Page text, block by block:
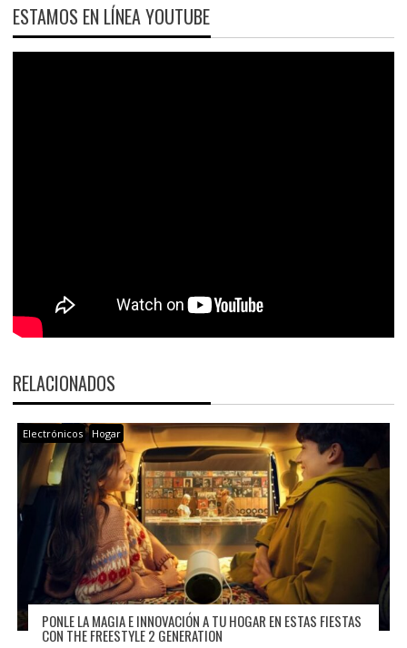
ESTAMOS EN LÍNEA YOUTUBE
RELACIONADOS
Electrónicos Hogar
PONLE LA MAGIA E INNOVACIÓN A TU HOGAR EN ESTAS FIESTAS
CON THE FREESTYLE 2 GENERATION